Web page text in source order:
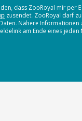
dass ZooRoyal mir per
zusendet. ZooRoyal darf
Nähere Informationen
am Ende eines jeden